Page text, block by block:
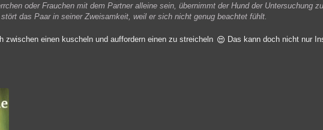
oder Frauchen mit dem Partner alleine sein, übernimmt der Hund der Untersuchung
das Paar in seiner Zweisamkeit, weil er sich nicht genug beachtet fühlt.
zwischen einen kuscheln und auffordern einen zu streicheln
Das kann doch nicht nur